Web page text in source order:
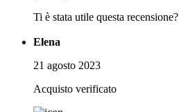
Ti è stata utile questa recensione?
Elena
21 agosto 2023
Acquisto verificato